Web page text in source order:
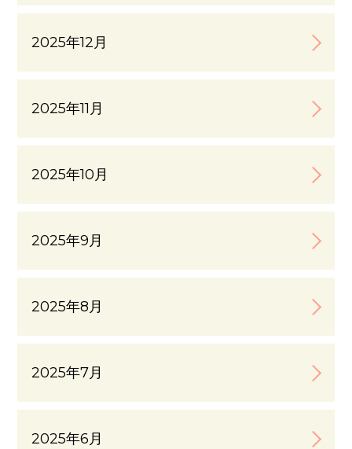
2025年12月
2025年11月
2025年10月
2025年9月
2025年8月
2025年7月
2025年6月